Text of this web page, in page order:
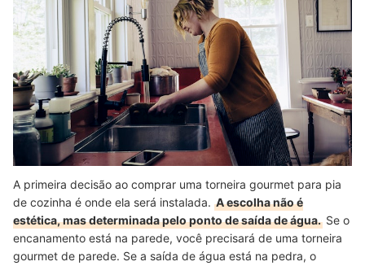
A primeira decisão ao comprar uma torneira gourmet para pia
de cozinha é onde ela será instalada. A escolha não é
estética, mas determinada pelo ponto de saída de água. Se o
encanamento está na parede, você precisará de uma torneira
gourmet de parede. Se a saída de água está na pedra, o